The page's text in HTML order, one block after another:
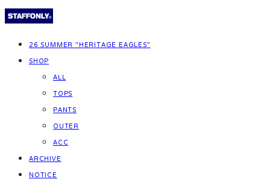
26 SUMMER "HERITAGE EAGLES"
SHOP
ALL
TOPS
PANTS
OUTER
ACC
ARCHIVE